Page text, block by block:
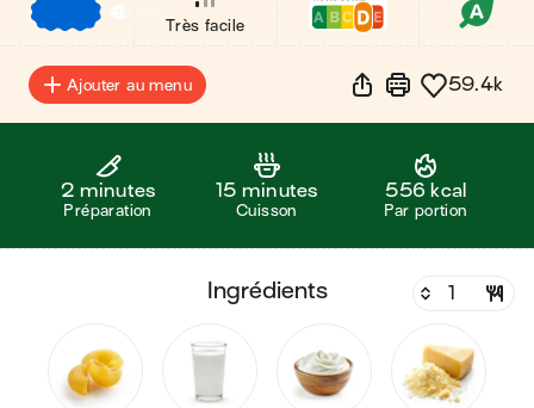
€
Très facile
Ajouter au menu 59.4k
2 minutes
Préparation
15 minutes
Cuisson
556 kcal
Par portion
ingrédients